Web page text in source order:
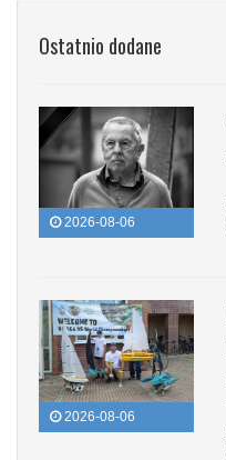
Ostatnio dodane
2026-08-06
2026-08-06